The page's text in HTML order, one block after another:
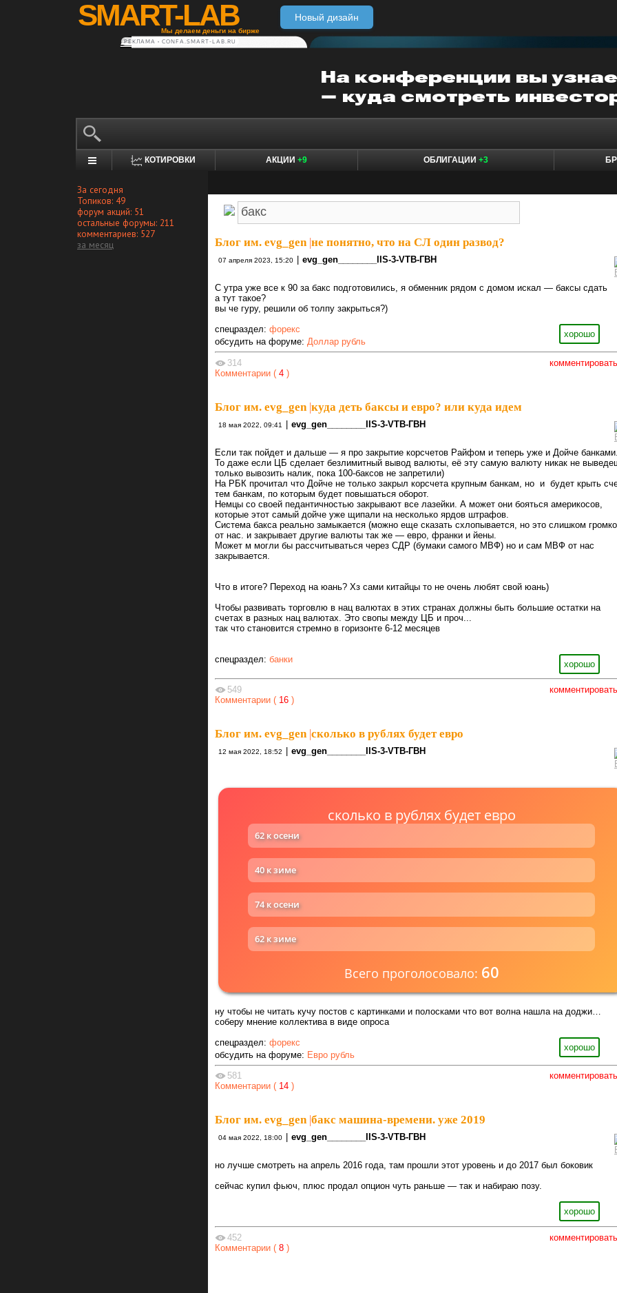
SMART-LAB
Мы делаем деньги на бирже
Новый дизайн
РЕКЛАМА • CONFA.SMART-LAB.RU
КОТИРОВКИ АКЦИИ +9 ОБЛИГАЦИИ +3
За сегодня
Топиков: 49
форум акций: 51
остальные форумы: 211
комментариев: 527
за месяц
Блог им. evg_gen| не понятно, что на СЛ один развод?
07 апреля 2023, 15:20 evg_gen________IIS-3-VTB-ГВН
С утра уже все к 90 за бакс подготовились, я обменник рядом с домом искал — баксы сдать
а тут такое?
вы че гуру, решили об толпу закрыться?)
хорошо
спецраздел: форекс
обсудить на форуме: Доллар рубль
комментировать
314
Комментарии ( 4 )
Блог им. evg_gen |куда деть баксы и евро? или куда идем
18 мая 2022, 09:41 | evg_gen________IIS-3-VTB-ГВН
Если так пойдет и дальше — я про закрытие корсчетов Райфом и теперь уже и Дойче
То даже если ЦБ сделает безлимитный вывод валюты, её эту самую валюту никак не
только вывозить налик, пока 100-баксов не запретили)
На РБК прочитал что Дойче не только закрыл корсчета крупным банкам, но и будет крыть
тем банкам, по которым будет повышаться оборот.
Немцы со своей педантичностью закрывают все лазейки. А может они бояться америкосов,
которые этот самый дойче уже щипали на несколько ярдов штрафов.
Система бакса реально замыкается (можно еще сказать схлопывается, но это слишком
от нас. и закрывает другие валюты так же — евро, франки и йены.
Может м могли бы рассчитываться через СДР (бумаки самого МВФ) но и сам МВФ от нас
закрывается.
Что в итоге? Переход на юань? Хз сами китайцы то не очень любят свой юань)
Чтобы развивать торговлю в нац валютах в этих странах должны быть большие остатки на
счетах в разных нац валютах. Это свопы между ЦБ и проч...
так что становится стремно в горизонте 6-12 месяцев
хорошо
спецраздел: банки
комментировать
549
Комментарии ( 16 )
Блог им. evg_gen|сколько в рублях будет евро
12 мая 2022, 18:52 evg_gen________IIS-3-VTB-ГВН
сколько в рублях будет евро
62 к осени
40 к зиме
74 к осени
62 к зиме
Всего проголосовало: 60
ну чтобы не читать кучу постов с картинками и полосками что вот волна нашла на доджи…
соберу мнение коллектива в виде опроса
хорошо
спецраздел: форекс
обсудить на форуме: Евро рубль
комментировать
581
Комментарии ( 14 )
Блог им. evg_gen| бакс машина-времени. уже 2019
04 мая 2022, 18:00 evg_gen________IIS-3-VTB-ГВН
но лучше смотреть на апрель 2016 года, там прошли этот уровень и до 2017 был боковик
сейчас купил фьюч, плюс продал опцион чуть раньше — так и набираю позу.
хорошо
комментировать
452
Комментарии ( 8 )